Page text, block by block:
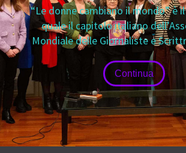
“Le donne cambiano il mondo” è
quale il capitolo italiano
Mondiale delle Giornaliste e
Continua